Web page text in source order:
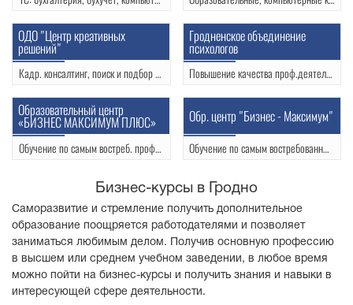
+375 33 688 69 39
(0152) 74-38-73
(0152) 72-33-18
ОДО "Центр креативных
решений"
Кадр. консалтинг, поиск и подбор персонала и др.
(0152) 48-73-66
+375 29 788 98 19
+375 29 265 68 85
Гродненское объединение
психологов
Повышение качества проф.деятельности психологов: мастер-классы, тренинги, семинары
+375 29 586 10 04
Образовательный центр
«БИЗНЕС МАКСИМУМ ПЛЮС»
Обучение по самым востреб. профессиям на рынке труда
Обр. центр "Бизнес - Максимум"
Обучение по самым востребованным вакансиям на рынке труда
(0152) 75-23-12
+375 29 268 82 20
Бизнес-курсы в Гродно
Саморазвитие и стремление получить дополнительное
образование поощряется работодателями и позволяет
заниматься любимым делом. Получив основную профессию
в высшем или среднем учебном заведении, в любое время
можно пойти на бизнес-курсы и получить знания и навыки в
интересующей сфере деятельности.